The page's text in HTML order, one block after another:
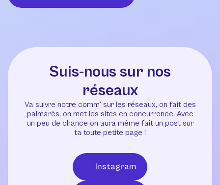
Suis-nous sur nos
réseaux
Va suivre notre comm’ sur les réseaux, on fait des
palmarès, on met les sites en concurrence. Avec
un peu de chance on aura même fait un post sur
ta toute petite page !
Instagram